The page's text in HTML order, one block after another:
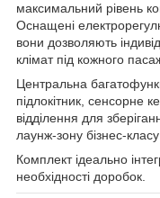
максимальний рівень
Оснащені
вони дозволяють
клімат під кожного
Центральна
підлокітник, сенсорне
відділення для
лаунж-зону бізнес-
Комплект ідеально
необхідності доробок.